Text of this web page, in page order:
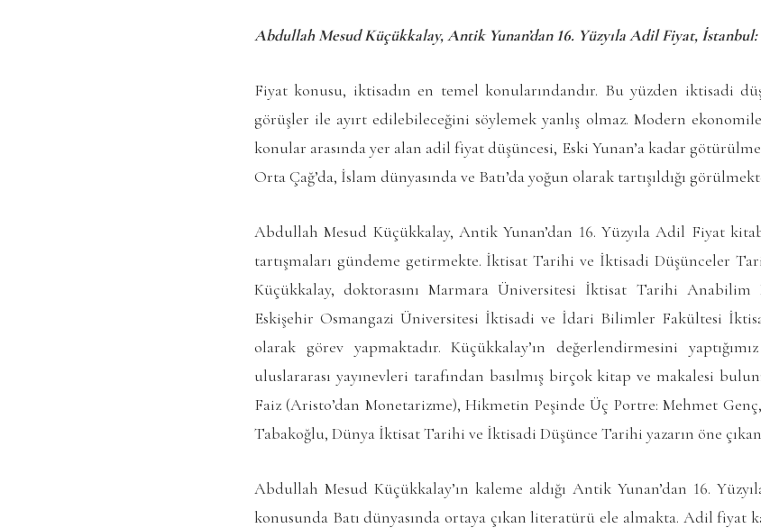
Abdullah Mesud Küçükkalay, Antik Yunan’dan 16. Yüzyıla Adil Fiyat, İstanbul:
Fiyat konusu, iktisadın en temel konularındandır. Bu yüzden iktisadi
görüşler ile ayırt edilebileceğini söylemek yanlış olmaz. Modern
konular arasında yer alan adil fiyat düşüncesi, Eski Yunan’a kadar
Orta Çağ’da, İslam dünyasında ve Batı’da yoğun olarak tartışıldığı
Abdullah Mesud Küçükkalay, Antik Yunan’dan 16. Yüzyıla Adil Fiyat
tartışmaları gündeme getirmekte. İktisat Tarihi ve İktisadi Düşünceler
Küçükkalay, doktorasını Marmara Üniversitesi İktisat Tarihi Anabilim
Eskişehir Osmangazi Üniversitesi İktisadi ve İdari Bilimler Fakültesi
olarak görev yapmaktadır. Küçükkalay’ın değerlendirmesini
uluslararası yayınevleri tarafından basılmış birçok kitap ve makalesi
Faiz (Aristo’dan Monetarizme), Hikmetin Peşinde Üç Portre: Mehmet
Tabakoğlu, Dünya İktisat Tarihi ve İktisadi Düşünce Tarihi yazarın öne
Abdullah Mesud Küçükkalay’ın kaleme aldığı Antik Yunan’dan 16.
konusunda Batı dünyasında ortaya çıkan literatürü ele almakta. Adil fiyat